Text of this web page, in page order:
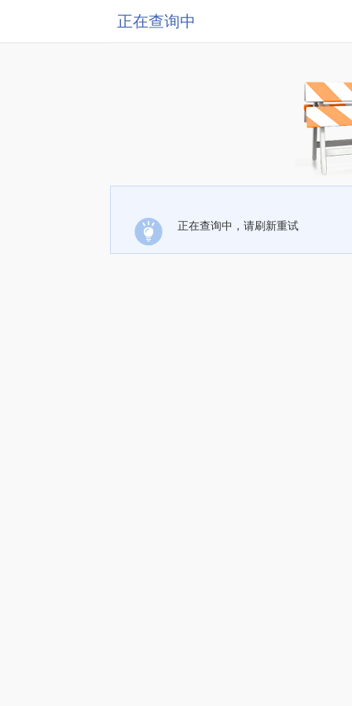
正在查询中
正在查询中，请刷新重试